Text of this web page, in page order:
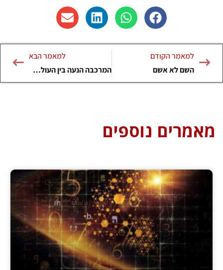
למאמר הקודם
השם לא אשם
למאמר הבא
המרכבה הנעה בין העולמות
מאמרים נוספים